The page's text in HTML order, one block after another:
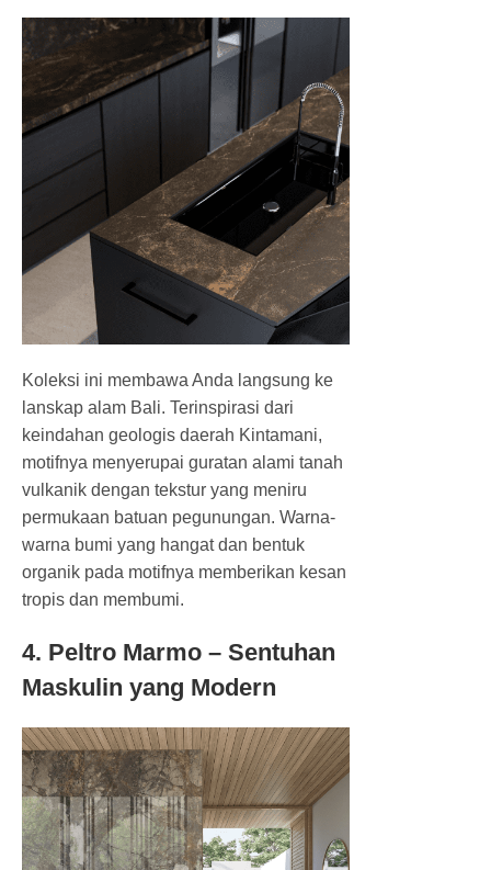
Koleksi ini membawa Anda langsung ke
lanskap alam Bali. Terinspirasi dari
keindahan geologis daerah Kintamani,
motifnya menyerupai guratan alami tanah
vulkanik dengan tekstur yang meniru
permukaan batuan pegunungan. Warna-
warna bumi yang hangat dan bentuk
organik pada motifnya memberikan kesan
tropis dan membumi.
4. Peltro Marmo – Sentuhan
Maskulin yang Modern